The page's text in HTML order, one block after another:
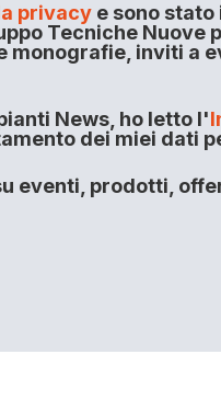
privacye sono
Tecniche Nuove
monografie, inviti a
News, ho letto l'
dei miei dati
eventi, prodotti,